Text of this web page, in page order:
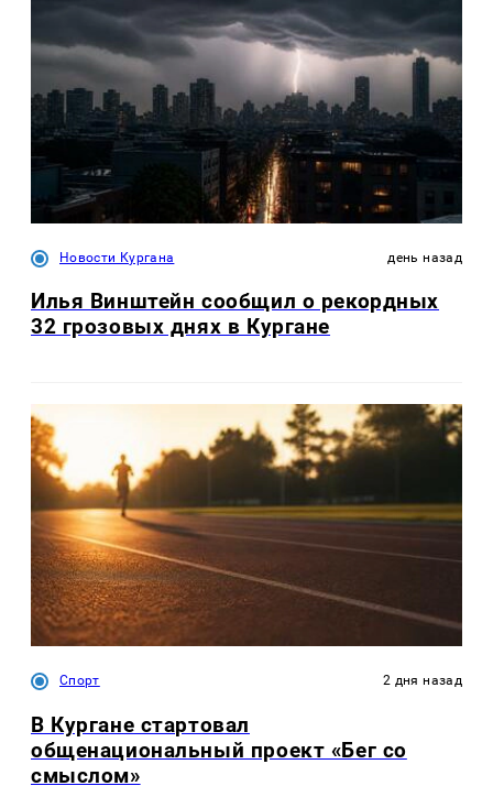
Новости Кургана день назад
Илья Винштейн сообщил о рекордных
32 грозовых днях в Кургане
Спорт 2 дня назад
В Кургане стартовал
общенациональный проект «Бег со
смыслом»